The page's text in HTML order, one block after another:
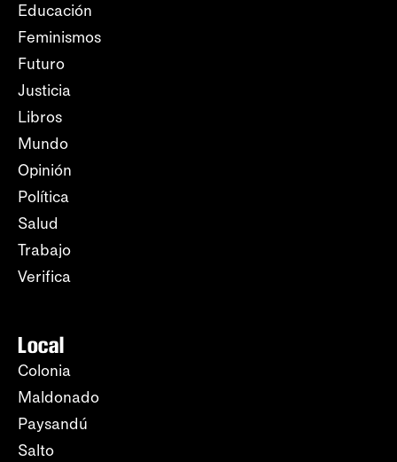
Educación
Feminismos
Futuro
Justicia
Libros
Mundo
Opinión
Política
Salud
Trabajo
Verifica
Local
Colonia
Maldonado
Paysandú
Salto